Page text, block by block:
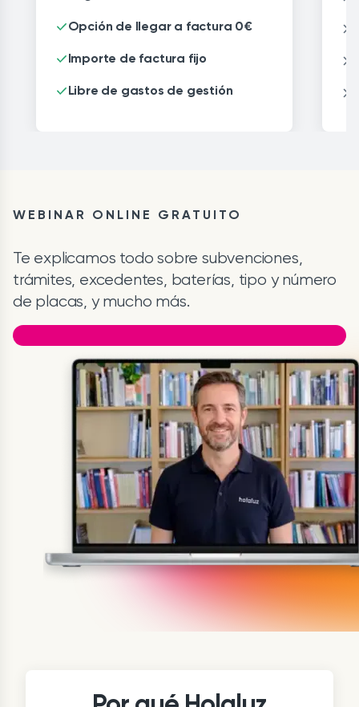
Opción de llegar a factura 0€
Importe de factura fijo
Libre de gastos de gestión
WEBINAR ONLINE GRATUITO
Te explicamos todo sobre subvenciones,
trámites, excedentes, baterías, tipo y número
de placas, y mucho más.